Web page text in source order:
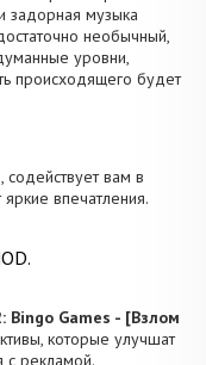
задорная музыка
необычный,
уровни,
происходящего будет
вам в
впечатления.
Bingo Games - [Взлом
которые улучшат
с рекламой.